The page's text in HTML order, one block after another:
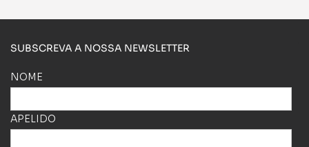
SUBSCREVA A NOSSA NEWSLETTER
NOME
APELIDO